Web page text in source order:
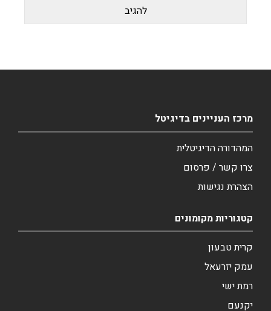
מרכז העניינים בדיגיטל
המהדורה הדיגיטלית
צרו קשר / פרסום
הצהרת נגישות
קטגוריות מקומונים
קרית טבעון
עמק יזרעאל
רמת ישי
יקנעם